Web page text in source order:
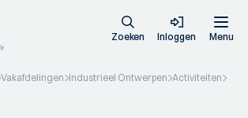
Zoeken Inloggen Menu
Vakafdelingen Industrieel Ontwerpen Activiteiten